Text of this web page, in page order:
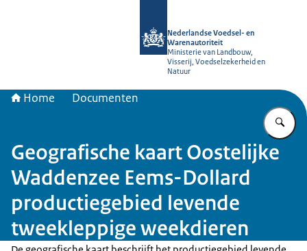
Nederlandse Voedsel- en
Warenautoriteit
Ministerie van Landbouw,
Visserij, Voedselzekerheid en
Natuur
Home Documenten
Geografische kaart Oostelijke
Waddenzee Eems-Dollard
productiegebied levende
tweekleppige weekdieren